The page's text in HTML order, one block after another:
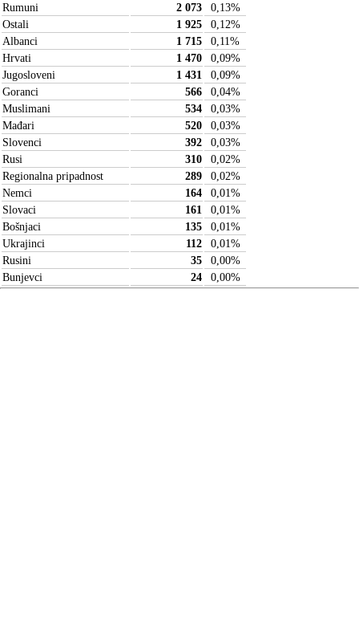
Rumuni
2 073 0,13%
Ostali
1 925 0,12%
Albanci
1 715 0,11 %
Hrvati
1 470 0,09%
Jugosloveni
1 431 0,09%
Goranci
566 0,04%
Muslimani
534 0,03%
Mađari
520 0,03%
Slovenci
392 0,03%
Rusi
310 0,02%
Regionalna pripadnost
289 0,02%
Nemci
164 0,01 %
Slovaci
161 0,01 %
Bošnjaci
135 0,01 %
Ukrajinci
112 0,01 %
Rusini
35 0,00%
Bunjevci
24 0,00%